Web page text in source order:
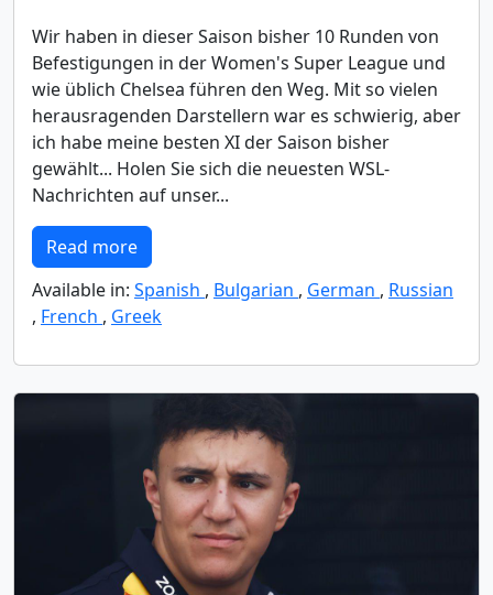
Wir haben in dieser Saison bisher 10 Runden von
Befestigungen in der Women's Super League und
wie üblich Chelsea führen den Weg. Mit so vielen
herausragenden Darstellern war es schwierig, aber
ich habe meine besten XI der Saison bisher
gewählt... Holen Sie sich die neuesten WSL-
Nachrichten auf unser...
Read more
Available in: Spanish , Bulgarian , German , Russian
, French , Greek